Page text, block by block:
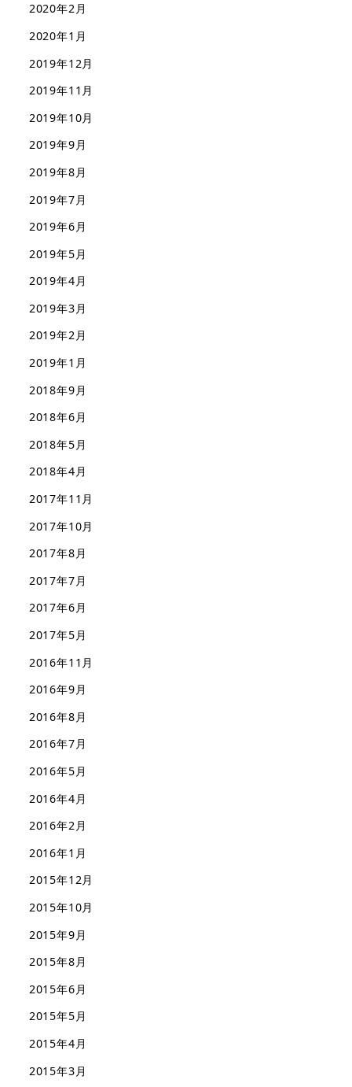
2020年2月
2020年1月
2019年12月
2019年11月
2019年10月
2019年9月
2019年8月
2019年7月
2019年6月
2019年5月
2019年4月
2019年3月
2019年2月
2019年1月
2018年9月
2018年6月
2018年5月
2018年4月
2017年11月
2017年10月
2017年8月
2017年7月
2017年6月
2017年5月
2016年11月
2016年9月
2016年8月
2016年7月
2016年5月
2016年4月
2016年2月
2016年1月
2015年12月
2015年10月
2015年9月
2015年8月
2015年6月
2015年5月
2015年4月
2015年3月